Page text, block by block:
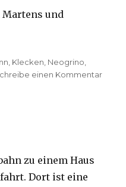
Martens und
Klecken Neogrino
einen Kommentarzu
zu einem Haus
Dort ist eine